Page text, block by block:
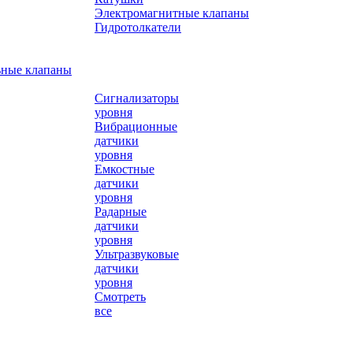
клапаны
Электромагнитные клапаны
Гидротолкатели
Сигнализаторы
уровня
Вибрационные
датчики
уровня
Емкостные
датчики
уровня
Радарные
датчики
уровня
Ультразвуковые
датчики
уровня
Смотреть
все